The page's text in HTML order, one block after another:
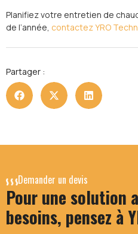
Planifiez votre entretien de
de l’année, contactez YRO
Partager :
Demander un devis
Pour une solution
besoins, pensez à